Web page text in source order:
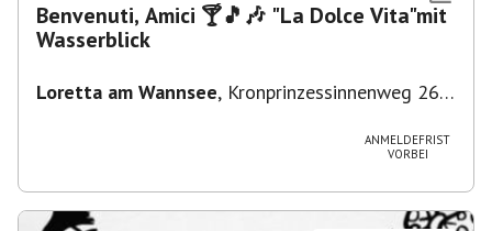
Benvenuti, Amici 🍸🎵🎶 "La Dolce Vita"mit
Wasserblick
Loretta am Wannsee, Kronprinzessinnenweg 260,
ANMELDEFRIST
VORBEI